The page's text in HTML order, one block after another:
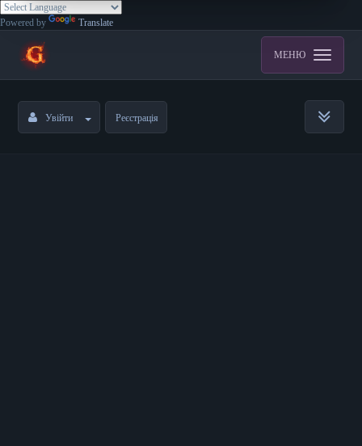
Powered by Translate
МЕНЮ
Увійти Реєстрація